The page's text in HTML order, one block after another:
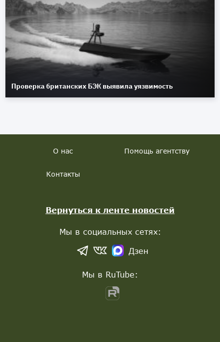
Проверка британских БЭК выявила уязвимость
О нас Помощь агентству
Контакты
Вернуться к ленте новостей
Мы в социальных сетях:
Дзен
Мы в RuTube: